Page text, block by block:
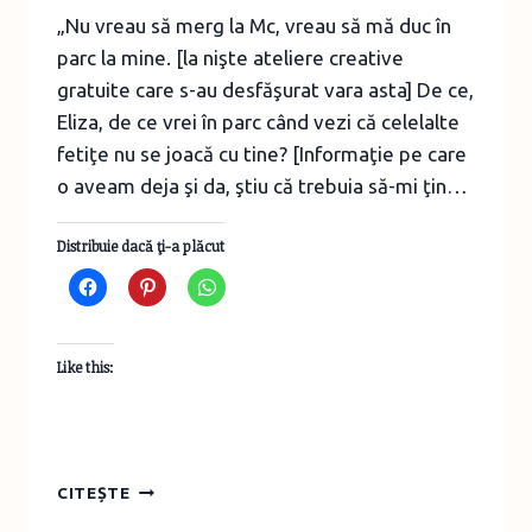
„Nu vreau să merg la Mc, vreau să mă duc în
parc la mine. [la nişte ateliere creative
gratuite care s-au desfăşurat vara asta] De ce,
Eliza, de ce vrei în parc când vezi că celelalte
fetiţe nu se joacă cu tine? [Informaţie pe care
o aveam deja şi da, ştiu că trebuia să-mi ţin…
Distribuie dacă ţi-a plăcut
Like this:
CITEȘTECONFERINŢELE